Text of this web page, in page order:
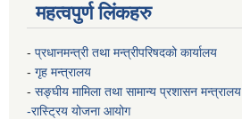
महत्वपुर्ण लिंकहरु
- प्रधानमन्त्री तथा मन्त्रीपरिषदको कार्यालय
- गृह मन्त्रालय
- सङ्घीय मामिला तथा सामान्य प्रशासन मन्त्रालय
-रास्ट्रिय योजना आयोग